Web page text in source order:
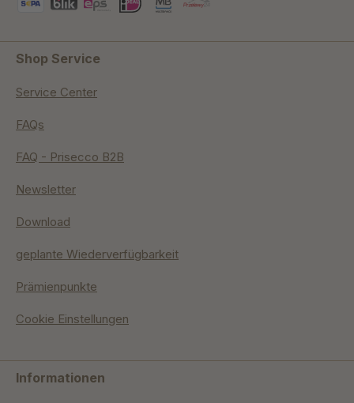
Shop Service
Service Center
FAQs
FAQ - Prisecco B2B
Newsletter
Download
geplante Wiederverfügbarkeit
Prämienpunkte
Cookie Einstellungen
Informationen